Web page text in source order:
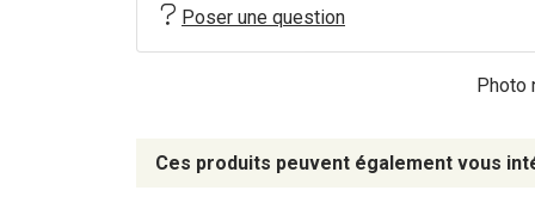
Poser une question
Photo
Ces produits peuvent également vous